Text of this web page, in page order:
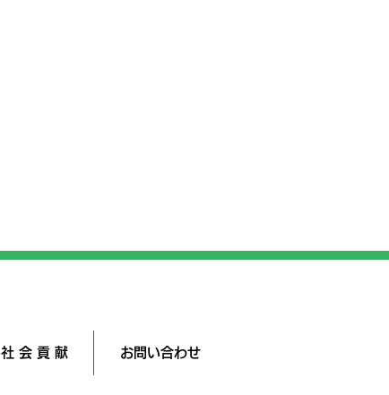
社 会 貢 献 お問い合わせ